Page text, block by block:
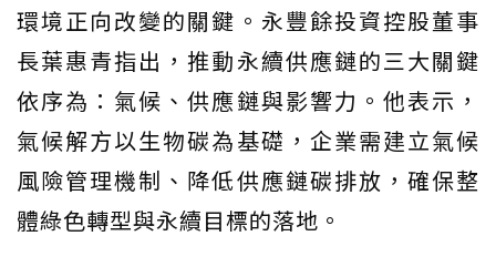
環境正向改變的關鍵。永豐餘投資控股董事
長葉惠青指出，推動永續供應鏈的三大關鍵
依序為：氣候、供應鏈與影響力。他表示，
氣候解方以生物碳為基礎，企業需建立氣候
風險管理機制、降低供應鏈碳排放，確保整
體綠色轉型與永續目標的落地。